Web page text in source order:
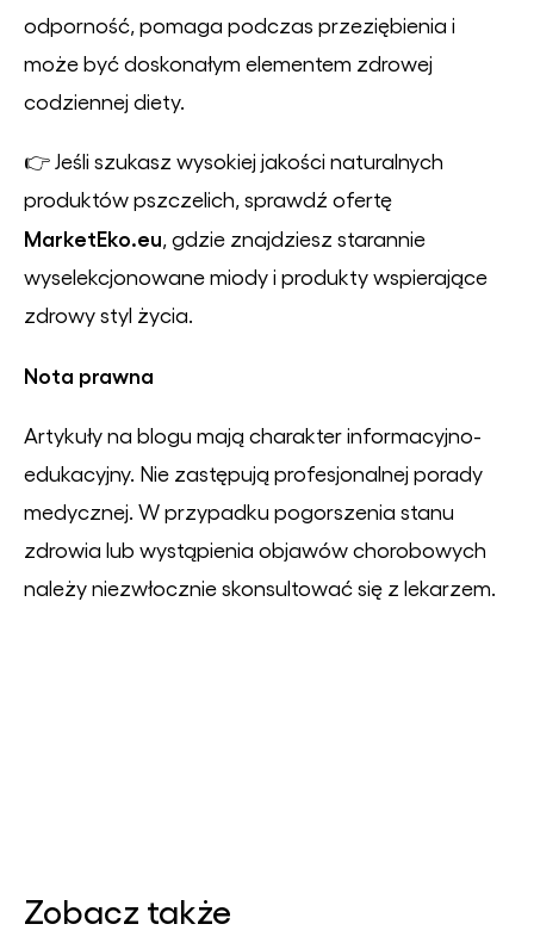
odporność, pomaga podczas przeziębienia i
może być doskonałym elementem zdrowej
codziennej diety.
👉 Jeśli szukasz wysokiej jakości naturalnych
produktów pszczelich, sprawdź ofertę
MarketEko.eu , gdzie znajdziesz starannie
wyselekcjonowane miody i produkty wspierające
zdrowy styl życia.
Nota prawna
Artykuły na blogu mają charakter informacyjno-
edukacyjny. Nie zastępują profesjonalnej porady
medycznej. W przypadku pogorszenia stanu
zdrowia lub wystąpienia objawów chorobowych
należy niezwłocznie skonsultować się z lekarzem.
Zobacz także